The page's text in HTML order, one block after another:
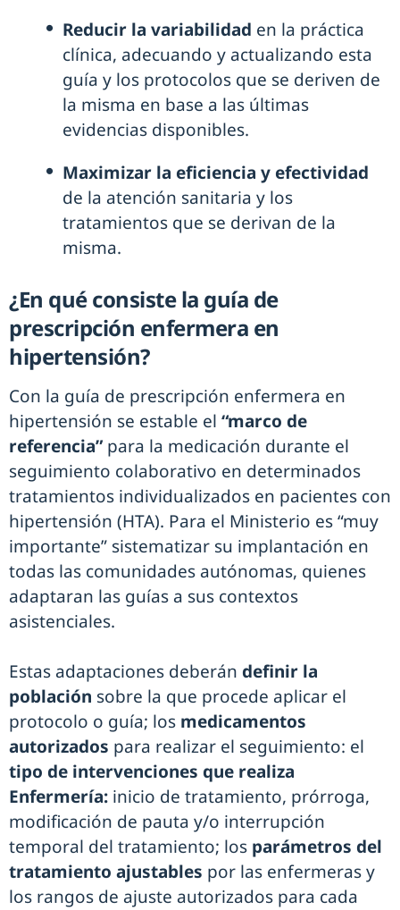
Reducir la variabilidad en la práctica
clínica, adecuando y actualizando esta
guía y los protocolos que se deriven de
la misma en base a las últimas
evidencias disponibles.
Maximizar la eficiencia y efectividad
de la atención sanitaria y los
tratamientos que se derivan de la
misma.
¿En qué consiste la guía de
prescripción enfermera en
hipertensión?
Con la guía de prescripción enfermera en
hipertensión se estable el “marco de
referencia” para la medicación durante el
seguimiento colaborativo en determinados
tratamientos individualizados en pacientes con
hipertensión (HTA). Para el Ministerio es “muy
importante” sistematizar su implantación en
todas las comunidades autónomas, quienes
adaptaran las guías a sus contextos
asistenciales.
Estas adaptaciones deberán definir la
población sobre la que procede aplicar el
protocolo o guía; los medicamentos
autorizados para realizar el seguimiento: el
tipo de intervenciones que realiza
Enfermería: inicio de tratamiento, prórroga,
modificación de pauta y/o interrupción
temporal del tratamiento; los parámetros del
tratamiento ajustables por las enfermeras y
los rangos de ajuste autorizados para cada